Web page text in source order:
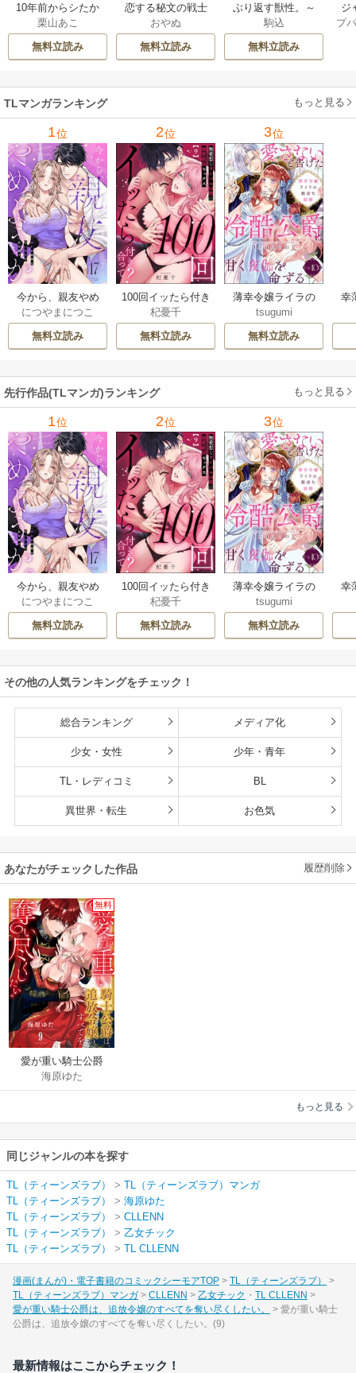
10年前からシたか
った。～理性爆散
した幼馴染のわか
らせＨ 12巻
栗山あこ
無料立読み
恋する秘文の戦士
たち【forcs edite
d】 43-44巻
おやぬ
無料立読み
ぶり返す獣性。～
カースト上位な男
の、10年越しの激
愛 23巻
駒込
無料立読み
ジ
ク
プ
TLマンガランキング もっと見る
1位
今から、親友やめ
ようか。～腐れ縁
同僚は甘い快楽で
私を壊す～
につやまにつこ
無料立読み
2位
100回イッたら付き
合って？ 無愛想な
ライバル同期の溺
愛絶倫セックス
杞憂千
無料立読み
3位
薄幸令嬢ライラの
数奇な結婚 愛さな
いと告げた冷酷公
爵は甘く夜伽を命
tsugumi
無料立読み
幸
先行作品(TLマンガ)ランキング もっと見る
1位
今から、親友やめ
ようか。～腐れ縁
同僚は甘い快楽で
私を壊す～
につやまにつこ
無料立読み
2位
100回イッたら付き
合って？ 無愛想な
ライバル同期の溺
愛絶倫セックス
杞憂千
無料立読み
3位
薄幸令嬢ライラの
数奇な結婚 愛さな
いと告げた冷酷公
爵は甘く夜伽を命
tsugumi
無料立読み
幸
その他の人気ランキングをチェック！
総合ランキング メディア化
少女・女性 少年・青年
TL・レディコミ BL
異世界・転生 お色気
あなたがチェックした作品 履歴削除
無料
愛が重い騎士公爵
は、追放令嬢のすべ
てを奪い尽くした
海原ゆた
もっと見る
同じジャンルの本を探す
TL（ティーンズラブ） > TL（ティーンズラブ）マンガ
TL（ティーンズラブ）
> 海原ゆた
TL（ティーンズラブ）
> CLLENN
TL（ティーンズラブ）
> 乙女チック
TL（ティーンズラブ）
> TL CLLENN
漫画(まんが)・電子書籍のコミックシーモアTOP
TL（ティーンズラブ）
TL（ティーンズラブ）マンガ
CLLENN 乙女チック
TL CLLENN
愛が重い騎士公爵は、追放令嬢のすべてを奪い尽くしたい。
愛が重い騎士
公爵は、追放令嬢のすべてを奪い尽くしたい。(9)
最新情報はここからチェック！